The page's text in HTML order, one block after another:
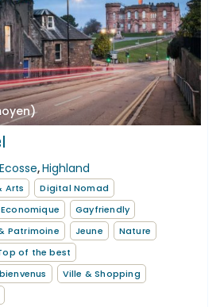
Ecosse,Highland
Arts
Digital Nomad
Economique
Gayfriendly
Patrimoine Jeune
Nature
of the best
Ville & Shopping